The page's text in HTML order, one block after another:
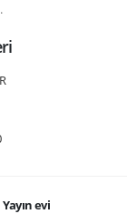
Yayın evi